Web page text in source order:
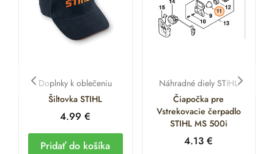
Doplnky k oblečeniu
Šiltovka STIHL
4.99€
Pridať do košíka
Náhradné diely STIHL
Čiapočka pre
Vstrekovacie čerpadlo
STIHL MS 500i
4.13€